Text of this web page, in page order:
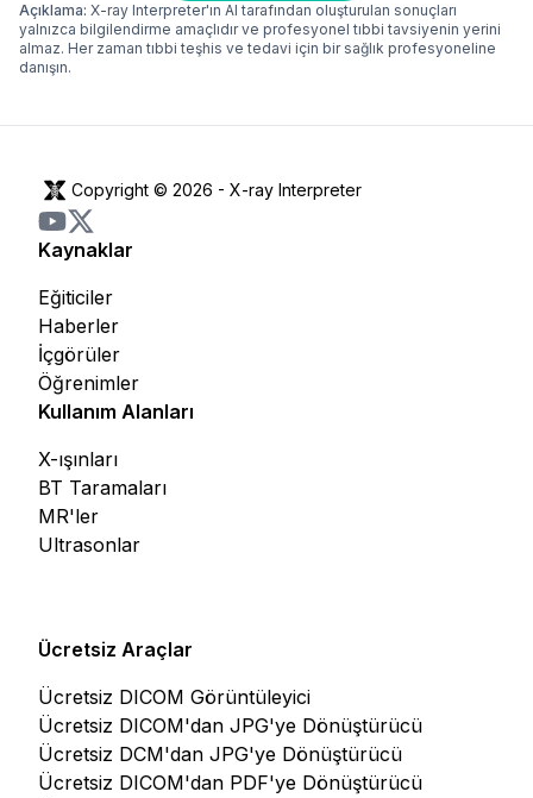
Açıklama: X-ray Interpreter'ın AI tarafından oluşturulan sonuçları
yalnızca bilgilendirme amaçlıdır ve profesyonel tıbbi tavsiyenin yerini
almaz. Her zaman tıbbi teşhis ve tedavi için bir sağlık profesyoneline
danışın.
Copyright © 2026 - X-ray Interpreter
Kaynaklar
İçgörüler
Öğrenimler
Haberler
Eğiticiler
Kullanım Alanları
BT Taramaları
MR'ler
Ultrasonlar
X-ışınları
Ücretsiz Araçlar
Ücretsiz DICOM Görüntüleyici
Ücretsiz DICOM'dan JPG'ye Dönüştürücü
Ücretsiz DCM'dan JPG'ye Dönüştürücü
Ücretsiz DICOM'dan PDF'ye Dönüştürücü